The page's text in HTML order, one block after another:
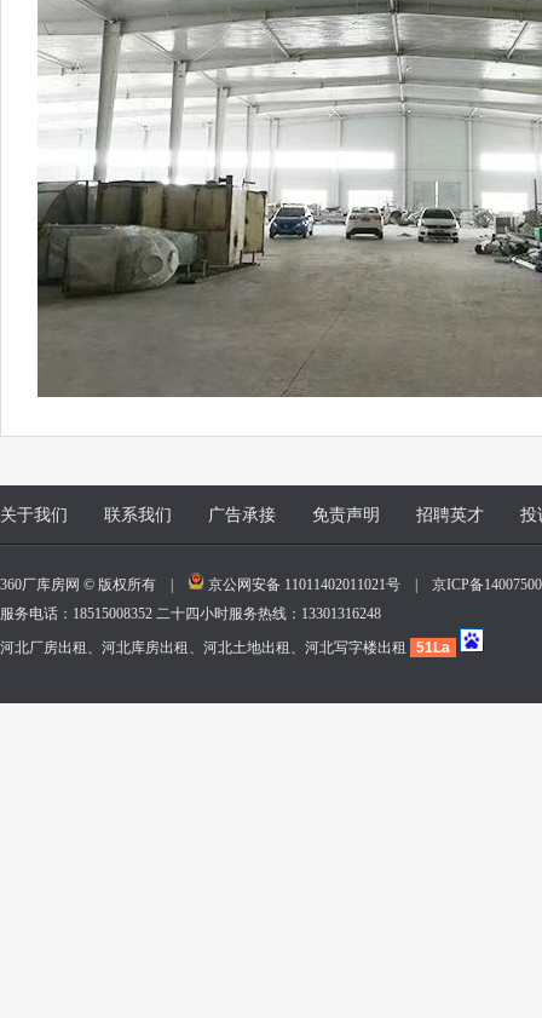
关于我们 联系我们 广告承接 免责声明 招聘英才 投
360厂库房网 © 版权所有 | 京公网安备 11011402011021号
京ICP备
服务电话：18515008352 二十四小时服务热线：13301316248
河北厂房出租、河北库房出租、河北土地出租、河北写字楼出租
51La